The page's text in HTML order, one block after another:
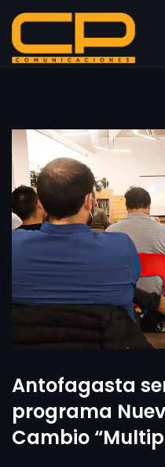
Antofagasta
programa
Cambio